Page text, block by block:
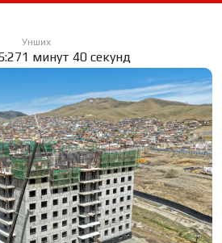
Унших
1 минут 40 секунд